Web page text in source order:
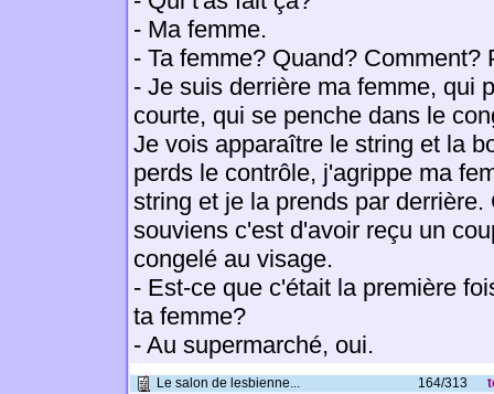
- Ma femme.
- Ta femme? Quand? Comment?
- Je suis derrière ma femme, qui
courte, qui se penche dans le
Je vois apparaître le string et la
perds le contrôle, j'agrippe ma
string et je la prends par derrière.
souviens c'est d'avoir reçu un
congelé au visage.
- Est-ce que c'était la première
ta femme?
- Au supermarché, oui.
Le salon de lesbienne... 164/313